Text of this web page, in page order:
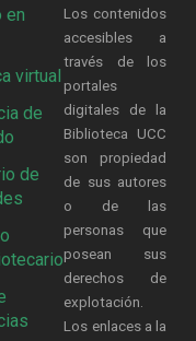
en
virtual
de
de
Los contenidos
accesibles a
través de los
portales
digitales de la
Biblioteca UCC
son propiedad
de sus autores
o de las
personas que
posean sus
derechos de
explotación.
Los enlaces a la